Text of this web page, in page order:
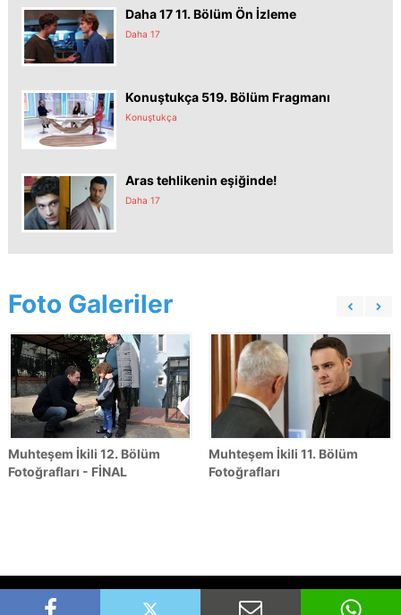
Daha 17 11. Bölüm Ön İzleme
Daha 17
Konuştukça 519. Bölüm Fragmanı
Konuştukça
Aras tehlikenin eşiğinde!
Daha 17
Foto Galeriler
Muhteşem İkili 12. Bölüm
Fotoğrafları - FİNAL
Muhteşem İkili 11. Bölüm
Fotoğrafları